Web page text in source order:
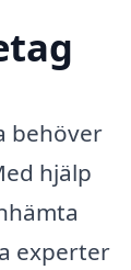
behöver
hjälp
experter